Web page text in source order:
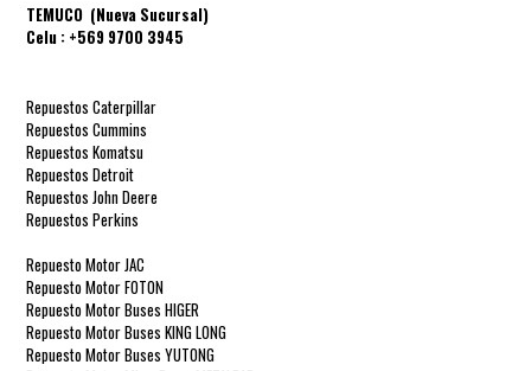
TEMUCO (Nueva Sucursal)
Celu : +569 9700 3945
Repuestos Caterpillar
Repuestos Cummins
Repuestos Komatsu
Repuestos Detroit
Repuestos John Deere
Repuestos Perkins
Repuesto Motor JAC
Repuesto Motor FOTON
Repuesto Motor Buses HIGER
Repuesto Motor Buses KING LONG
Repuesto Motor Buses YUTONG